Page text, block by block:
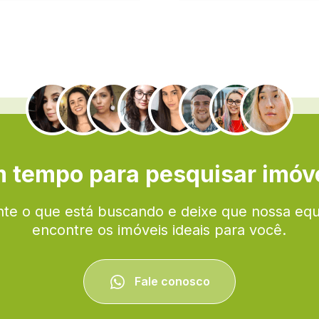
.
tempo para pesquisar
o que está buscando e deixe que nossa
encontre os imóveis ideais para você.
Fale conosco